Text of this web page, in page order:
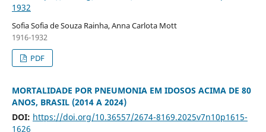
1932
Sofia Sofia de Souza Rainha, Anna Carlota Mott
1916-1932
PDF
MORTALIDADE POR PNEUMONIA EM IDOSOS ACIMA DE 80
ANOS, BRASIL (2014 A 2024)
DOI: https://doi.org/10.36557/2674-8169.2025v7n10p1615-
1626